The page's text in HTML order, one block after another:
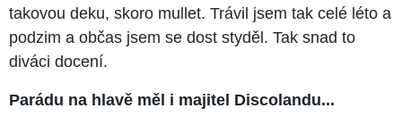
takovou deku, skoro mullet. Trávil jsem tak celé léto a
podzim a občas jsem se dost styděl. Tak snad to
diváci docení.
Parádu na hlavě měl i majitel Discolandu...